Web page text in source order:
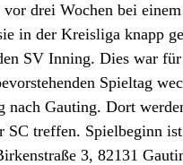
drei Wochen bei
in der Kreisliga knapp
SV Inning. Dies war
Spieltag
nach Gauting. Dort
SC treffen. Spielbeginn
3, 82131